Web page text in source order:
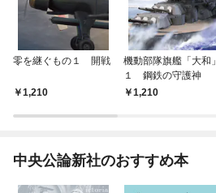
零を継ぐもの１ 開戦
1,210
機動部隊旗艦「大和」
１ 鋼鉄の守護神
1,210
中央公論新社のおすすめ本